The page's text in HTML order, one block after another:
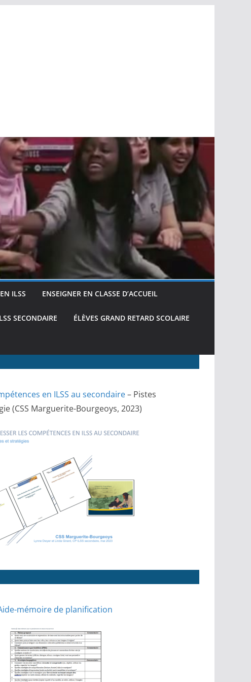
ILSS ENSEIGNER EN CLASSE D’ACCUEIL
SECONDAIRE ÉLÈVES GRAND RETARD SCOLAIRE
en ILSS au secondaire– Pistes
(CSS Marguerite-Bourgeoys, 2023)
mémoire de planification